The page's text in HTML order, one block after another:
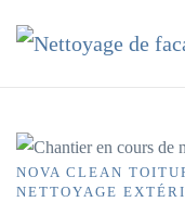
Accéder au
NOVA CLEAN
NETTOYAGE